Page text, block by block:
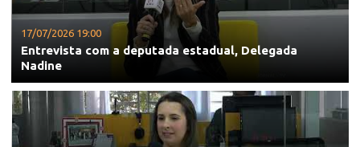
17/07/2026 19:00
Entrevista com a deputada estadual, Delegada
Nadine